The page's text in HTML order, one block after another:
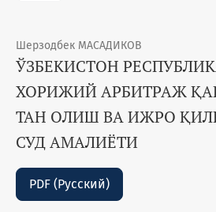
Шерзодбек МАСАДИКОВ
ЎЗБЕКИСТОН
ХОРИЖИЙ АРБИТРАЖ
ТАН ОЛИШ ВА ИЖРО
СУД АМАЛИЁТИ
PDF (Русский)